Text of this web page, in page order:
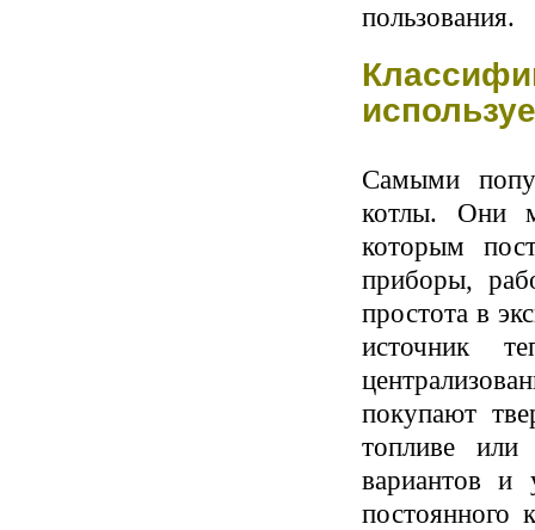
пользования.
Самыми
котлы. Они
которым
приборы,
простота в
источник
покупают
топливе или
вариантов и
постоянного